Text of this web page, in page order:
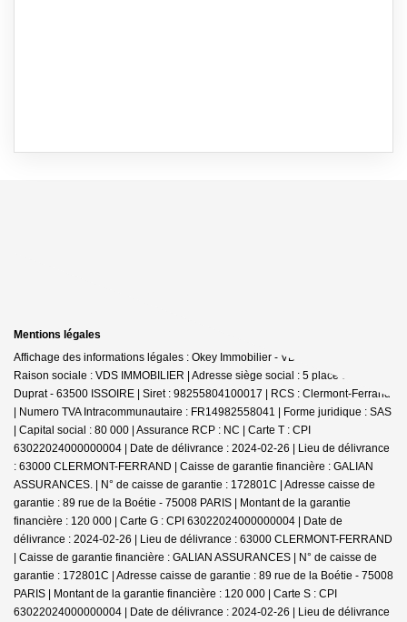
Mentions légales
Affichage des informations légales : Okey Immobilier - VDS Immobilier |
Raison sociale : VDS IMMOBILIER | Adresse siège social : 5 place chancelier
Duprat - 63500 ISSOIRE | Siret : 98255804100017 | RCS : Clermont-Ferrand
| Numero TVA Intracommunautaire : FR14982558041 | Forme juridique : SAS
| Capital social : 80 000 | Assurance RCP : NC | Carte T : CPI
63022024000000004 | Date de délivrance : 2024-02-26 | Lieu de délivrance
: 63000 CLERMONT-FERRAND | Caisse de garantie financière : GALIAN
ASSURANCES. | N° de caisse de garantie : 172801C | Adresse caisse de
garantie : 89 rue de la Boétie - 75008 PARIS | Montant de la garantie
financière : 120 000 | Carte G : CPI 63022024000000004 | Date de
délivrance : 2024-02-26 | Lieu de délivrance : 63000 CLERMONT-FERRAND
| Caisse de garantie financière : GALIAN ASSURANCES | N° de caisse de
garantie : 172801C | Adresse caisse de garantie : 89 rue de la Boétie - 75008
PARIS | Montant de la garantie financière : 120 000 | Carte S : CPI
63022024000000004 | Date de délivrance : 2024-02-26 | Lieu de délivrance